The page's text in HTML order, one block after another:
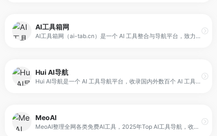
AI工具箱网
AI工具箱网（ai-tab.cn）是一个 AI 工具整合与导航平台，致力于整合全球优质 AI 工具，覆盖 20+ 垂直场景，包括 AI 写作、图像生成、视频剪辑、编程开发、数据分析等，并提供精准分类导航与智能推荐服务，帮助用户快速找到合适的工具。
Hui AI导航
Hui AI导航是一个 AI 工具导航平台，收录国内外数百个 AI 工具，旨在帮助用户快速找到并使用适合的 AI 工具，实现创作效率提升与任务自动化。平台通过分类整理与入口聚合，让用户在一个入口就能发现多种 AI 工具。
MeoAI
MeoAI整理全网各类免费AI工具，2025年Top AI工具导航，收录国内外17000多个AI工具，包括AI办公、AI图像、AI视频、AI音频、AI绘画、AI写作、AI聊天、AI编程、AI商务等AI工具大全，以及AI学习网站、框架和模型！每日添加最新AI工具，紧跟OpenAI等AI技术前沿，AI最新技术趋势分享。